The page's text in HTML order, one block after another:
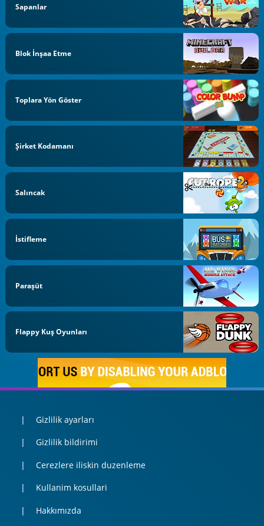
Sapanlar
Blok İnşaa Etme
Toplara Yön Göster
Şirket Kodamanı
Salıncak
İstifleme
Paraşüt
Flappy Kuş Oyunları
Gizlilik ayarları
Gizlilik bildirimi
Cerezlere iliskin duzenleme
Kullanim kosullari
Hakkımızda